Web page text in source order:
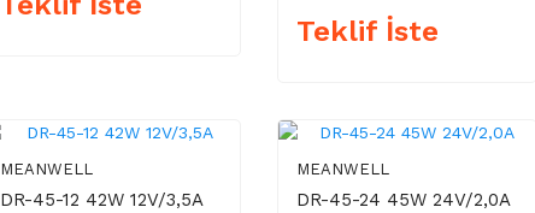
Teklif İste
MEANWELL
DR-45-12 42W 12V/3,5A
MEANWELL
DR-45-24 45W 24V/2,0A